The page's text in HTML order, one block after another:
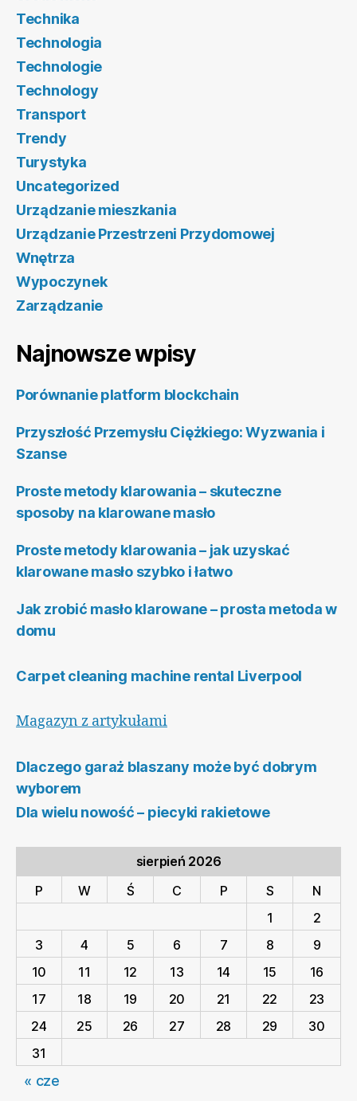
Technika
Technologia
Technologie
Technology
Transport
Trendy
Turystyka
Uncategorized
Urządzanie mieszkania
Urządzanie Przestrzeni Przydomowej
Wnętrza
Wypoczynek
Zarządzanie
Najnowsze wpisy
Porównanie platform blockchain
Przyszłość Przemysłu Ciężkiego: Wyzwania i
Szanse
Proste metody klarowania – skuteczne
sposoby na klarowane masło
Proste metody klarowania – jak uzyskać
klarowane masło szybko i łatwo
Jak zrobić masło klarowane – prosta metoda w
domu
Carpet cleaning machine rental Liverpool
Magazyn z artykułami
Dlaczego garaż blaszany może być dobrym
wyborem
Dla wielu nowość – piecyki rakietowe
sierpień 2026
P
W Ś C P S
N
1
2
3
4 5 6 7 8
9
10
11 12 13 14 15
16
17
18 19 20 21 22
23
24
25 26 27 28 29
30
31
« cze